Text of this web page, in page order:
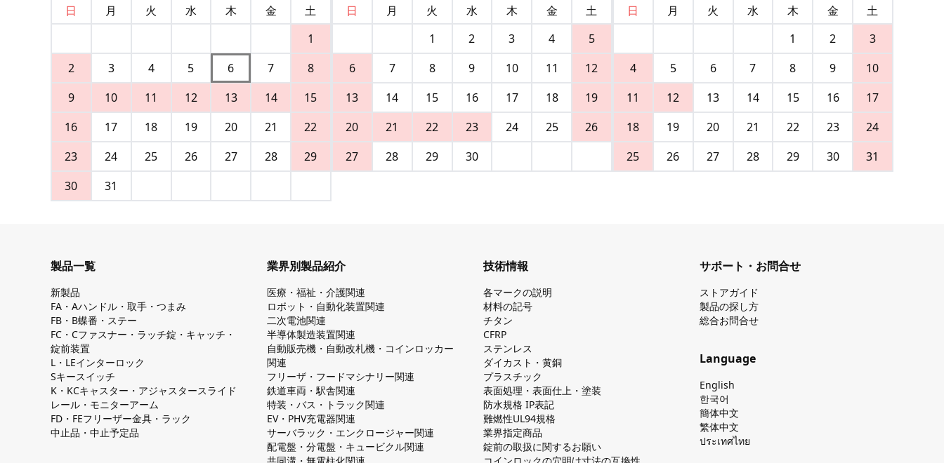
日
月 火 水 木 金
土
1
2
3 4 5 6 7
8
9
10 11 12 13 14
15
16
17 18 19 20 21
22
23
24 25 26 27 28
29
30
31
日
月 火 水 木 金
土
1
2 3 4
5
6
7 8 9 10 11
12
13
14 15 16 17 18
19
20
21 22 23 24 25
26
27
28 29 30
日
月 火 水 木 金
土
1
2
3
4
5 6 7 8 9
10
11
12 13 14 15 16
17
18
19 20 21 22 23
24
25
26 27 28 29 30 31
製品一覧
新製品
FA・Aハンドル・取手・つまみ
FB・B蝶番・ステー
FC・Cファスナー・ラッチ錠・キャッチ・
錠前装置
L・LEインターロック
Sキースイッチ
K・KCキャスター・アジャスタースライド
レール・モニターアーム
FD・FEフリーザー金具・ラック
中止品・中止予定品
業界別製品紹介
医療・福祉・介護関連
ロボット・自動化装置関連
二次電池関連
半導体製造装置関連
自動販売機・自動改札機・コインロッカー
関連
フリーザ・フードマシナリー関連
鉄道車両・駅舎関連
特装・バス・トラック関連
EV・PHV充電器関連
サーバラック・エンクロージャー関連
配電盤・分電盤・キュービクル関連
技術情報
各マークの説明
材料の記号
チタン
CFRP
ステンレス
ダイカスト・⻩銅
プラスチック
表面処理・表面仕上・塗装
防⽔規格 IP表記
難燃性UL94規格
業界指定商品
錠前の取扱に関するお願い
サポート・お問合せ
ストアガイド
製品の探し⽅
総合お問合せ
Language
English
한국어
簡体中文
繁体中文
ประเทศไทย